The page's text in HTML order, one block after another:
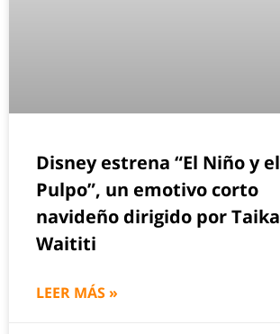
Disney estrena “El Niño y el
Pulpo”, un emotivo corto
navideño dirigido por Taika
Waititi
LEER MÁS »